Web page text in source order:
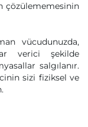
çözülememesinin
vücudunuzda,
verici şekilde
salgılanır.
sizi fiziksel ve